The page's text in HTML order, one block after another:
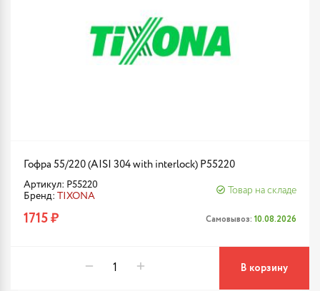
Гофра 55/220 (AISI 304 with interlock) P55220
Артикул: P55220
Бренд: TIXONA
Товар на складе
1715 ₽ Самовывоз: 10.08.2026
В корзину